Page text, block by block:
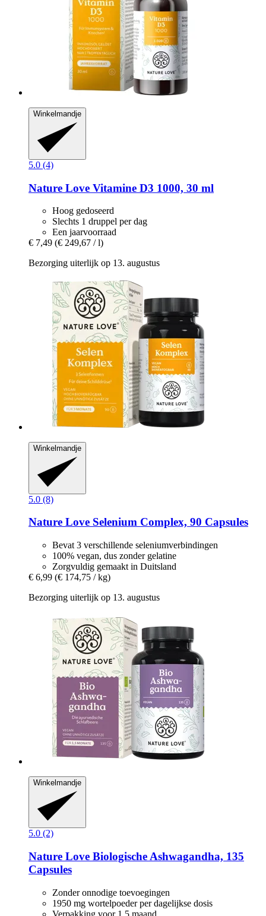
Winkelmandje
5.0 (4)
Nature Love Vitamine D3 1000, 30 ml
Hoog gedoseerd
Slechts 1 druppel per dag
Een jaarvoorraad
€ 7,49 (€ 249,67 / l)
Bezorging uiterlijk op 13. augustus
Winkelmandje
5.0 (8)
Nature Love Selenium Complex, 90 Capsules
Bevat 3 verschillende seleniumverbindingen
100% vegan, dus zonder gelatine
Zorgvuldig gemaakt in Duitsland
€ 6,99 (€ 174,75 / kg)
Bezorging uiterlijk op 13. augustus
Winkelmandje
5.0 (2)
Nature Love Biologische Ashwagandha, 135
Capsules
Zonder onnodige toevoegingen
1950 mg wortelpoeder per dagelijkse dosis
Verpakking voor 1,5 maand